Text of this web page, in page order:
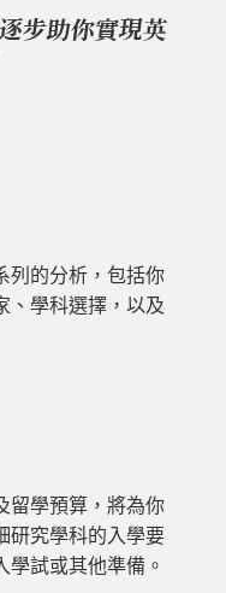
步助你實現英
列的分析，包括你
、學科選擇，以及
留學預算，將為你
研究學科的入學要
學試或其他準備。